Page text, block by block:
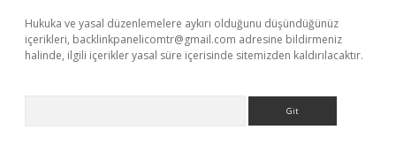
Hukuka ve yasal düzenlemelere aykırı olduğunu düşündüğünüz
içerikleri, backlinkpanelicomtr@gmail.com adresine bildirmeniz
halinde, ilgili içerikler yasal süre içerisinde sitemizden kaldırılacaktır.